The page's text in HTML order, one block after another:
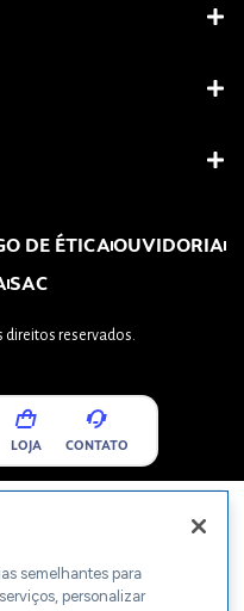
DE ÉTICAOUVIDORIA
SAC
direitos reservados.
LOJA CONTATO
semelhantes para
personalizar